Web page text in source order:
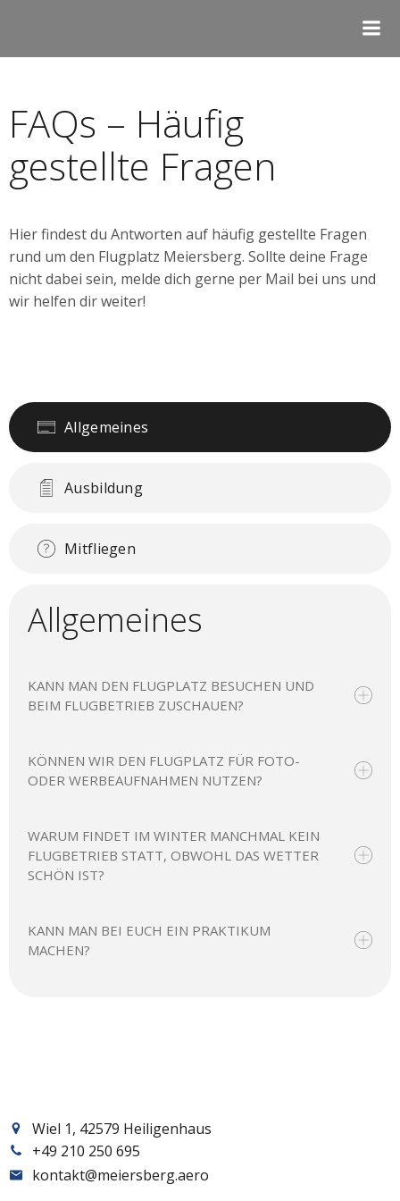
FAQs – Häufig
gestellte Fragen
Hier findest du Antworten auf häufig gestellte Fragen
rund um den Flugplatz Meiersberg. Sollte deine Frage
nicht dabei sein, melde dich gerne per Mail bei uns und
wir helfen dir weiter!
Allgemeines
Ausbildung
Mitfliegen
Allgemeines
KANN MAN DEN FLUGPLATZ BESUCHEN UND
BEIM FLUGBETRIEB ZUSCHAUEN?
KÖNNEN WIR DEN FLUGPLATZ FÜR FOTO-
ODER WERBEAUFNAHMEN NUTZEN?
WARUM FINDET IM WINTER MANCHMAL KEIN
FLUGBETRIEB STATT, OBWOHL DAS WETTER
SCHÖN IST?
KANN MAN BEI EUCH EIN PRAKTIKUM
MACHEN?
Wiel 1, 42579 Heiligenhaus
+49 210 250 695
kontakt@meiersberg.aero